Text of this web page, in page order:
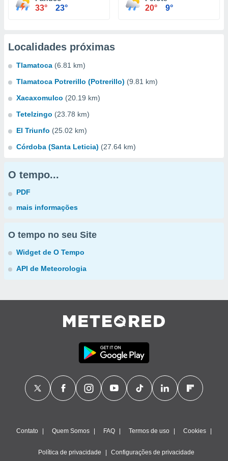
33° 23° 20° 9°
Localidades próximas
Tlamatoca (6.81 km)
Tlamatoca Potrerillo (Potrerillo) (9.81 km)
Xacaxomulco (20.19 km)
Tetelzingo (23.78 km)
El Triunfo (25.02 km)
Córdoba (Santa Leticia) (27.64 km)
O tempo...
PDF
mais informações
O tempo no seu Site
Widget de O Tempo
API de Meteorologia
Contato Quem Somos FAQ Termos de uso Cookies
Política de privacidade Configurações de privacidade